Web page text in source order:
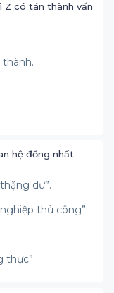
Z có tán thành vấn
hệ đồng nhất
dư”.
thủ công”.
thực”.